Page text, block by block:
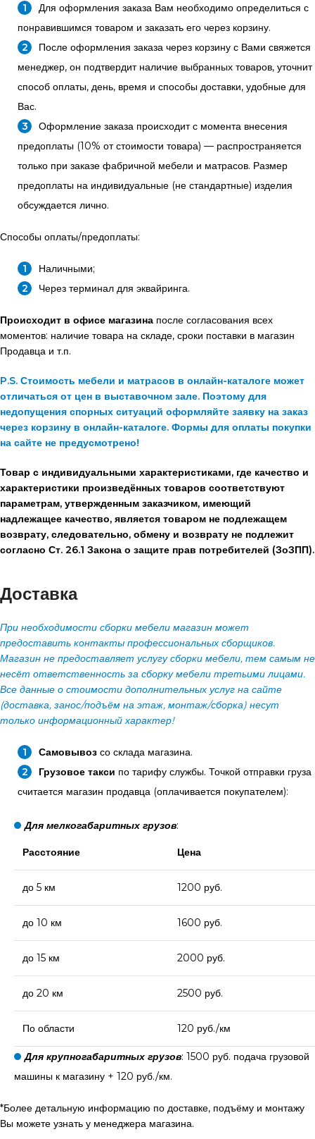
Для оформления заказа Вам необходимо определиться с
понравившимся товаром и заказать его через корзину.
После оформления заказа через корзину с Вами свяжется
менеджер, он подтвердит наличие выбранных товаров, уточнит
способ оплаты, день, время и способы доставки, удобные для
Вас.
Оформление заказа происходит с момента внесения
предоплаты (10% от стоимости товара) — распространяется
только при заказе фабричной мебели и матрасов. Размер
предоплаты на индивидуальные (не стандартные) изделия
обсуждается лично.
Способы оплаты/предоплаты:
Наличными;
Через терминал для эквайринга.
Происходит в офисе магазина после согласования всех
моментов: наличие товара на складе, сроки поставки в магазин
Продавца и т.п.
P.S. Стоимость мебели и матрасов в онлайн-каталоге может
отличаться от цен в выставочном зале. Поэтому для
недопущения спорных ситуаций оформляйте заявку на заказ
через корзину в онлайн-каталоге. Формы для оплаты покупки
на сайте не предусмотрено!
Товар с индивидуальными характеристиками, где качество и
характеристики произведённых товаров соответствуют
параметрам, утвержденным заказчиком, имеющий
надлежащее качество, является товаром не подлежащем
возврату, следовательно, обмену и возврату не подлежит
согласно Ст. 26.1 Закона о защите прав потребителей (ЗоЗПП).
Доставка
При необходимости сборки мебели магазин может
предоставить контакты профессиональных сборщиков.
Магазин не предоставляет услугу сборки мебели, тем самым не
несёт ответственность за сборку мебели третьими лицами.
Все данные о стоимости дополнительных услуг на сайте
(доставка, занос/подъём на этаж, монтаж/сборка) несут
только информационный характер!
Самовывоз со склада магазина.
Грузовое такси по тарифу службы. Точкой отправки груза
считается магазин продавца (оплачивается покупателем):
Для мелкогабаритных грузов:
Расстояние Цена
до 5 км 1200 руб.
до 10 км 1600 руб.
до 15 км 2000 руб.
до 20 км 2500 руб.
По области 120 руб./км
Для крупногабаритных грузов: 1500 руб. подача грузовой
машины к магазину + 120 руб./км.
*Более детальную информацию по доставке, подъёму и монтажу
Вы можете узнать у менеджера магазина.